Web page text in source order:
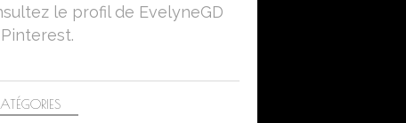
le profil de EvelyneGD